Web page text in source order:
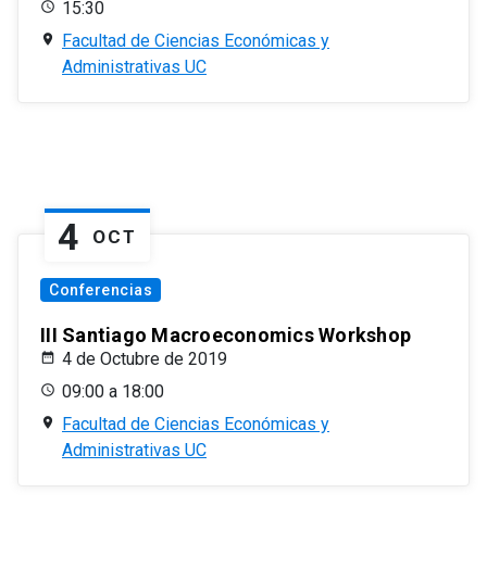
15:30
Facultad de Ciencias Económicas y
Administrativas UC
4 OCT
Conferencias
III Santiago Macroeconomics Workshop
4 de Octubre de 2019
09:00 a 18:00
Facultad de Ciencias Económicas y
Administrativas UC